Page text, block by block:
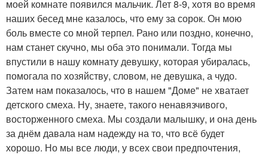
моей комнате появился мальчик. Лет 8-9, хотя во время
наших бесед мне казалось, что ему за сорок. Он мою
боль вместе со мной терпел. Рано или поздно, конечно,
нам станет скучно, мы оба это понимали. Тогда мы
впустили в нашу комнату девушку, которая убиралась,
помогала по хозяйству, словом, не девушка, а чудо.
Затем нам показалось, что в нашем "Доме" не хватает
детского смеха. Ну, знаете, такого ненавязчивого,
восторженного смеха. Мы создали малышку, и она день
за днём давала нам надежду на то, что всё будет
хорошо. Но мы все люди, у всех свои предпочтения,